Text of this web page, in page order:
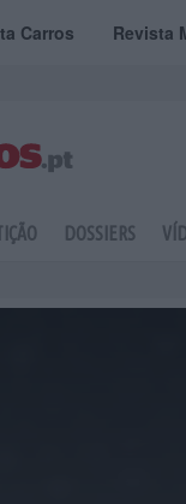
Carros Revista
DOSSIERS